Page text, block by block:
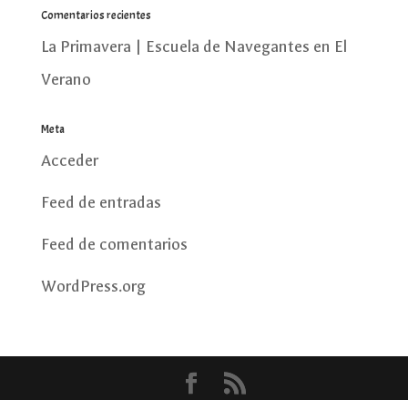
Comentarios recientes
La Primavera | Escuela de Navegantes en El
Verano
Meta
Acceder
Feed de entradas
Feed de comentarios
WordPress.org